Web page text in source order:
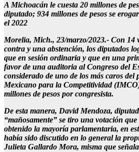
A Michoacán le cuesta 20 millones de
diputado; 934 millones de pesos se
el 2022
Morelia, Mich., 23/marzo/2023.- Con 14
contra y una abstención, los diputados
que en sesión ordinaria y que en una
favor de una auditoria al Congreso del
considerado de uno de los más caros
Mexicano para la Competitividad
millones de pesos por congresista.
De esta manera, David Mendoza,
“mañosamente” se tiro una votación
obtenido la mayoría parlamentaria, en
había sido discutido en lo general la
Julieta Gallardo Mora, misma que